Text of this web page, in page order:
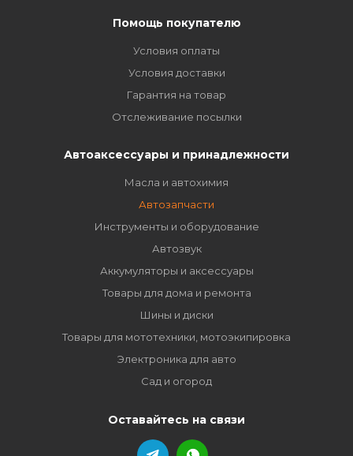
Помощь покупателю
Условия оплаты
Условия доставки
Гарантия на товар
Отслеживание посылки
Автоаксессуары и принадлежности
Масла и автохимия
Автозапчасти
Инструменты и оборудование
Автозвук
Аккумуляторы и аксессуары
Товары для дома и ремонта
Шины и диски
Товары для мототехники, мотоэкипировка
Электроника для авто
Сад и огород
Оставайтесь на связи